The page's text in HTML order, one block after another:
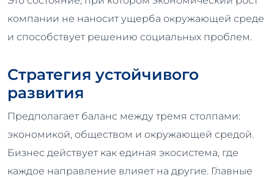
компании не наносит ущерба окружающей среде
и способствует решению социальных проблем.
Стратегия устойчивого
развития
Предполагает баланс между тремя столпами:
экономикой, обществом и окружающей средой.
Бизнес действует как единая экосистема, где
каждое направление влияет на другие. Главные